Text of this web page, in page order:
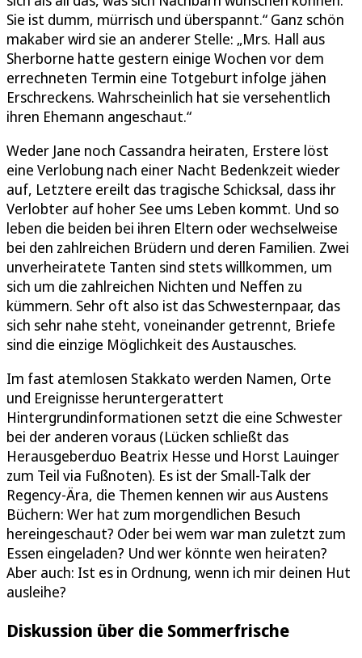
Sie ist dumm, mürrisch und überspannt.“ Ganz schön
makaber wird sie an anderer Stelle: „Mrs. Hall aus
Sherborne hatte gestern einige Wochen vor dem
errechneten Termin eine Totgeburt infolge jähen
Erschreckens. Wahrscheinlich hat sie versehentlich
ihren Ehemann angeschaut.“
Weder Jane noch Cassandra heiraten, Erstere löst
eine Verlobung nach einer Nacht Bedenkzeit wieder
auf, Letztere ereilt das tragische Schicksal, dass ihr
Verlobter auf hoher See ums Leben kommt. Und so
leben die beiden bei ihren Eltern oder wechselweise
bei den zahlreichen Brüdern und deren Familien. Zwei
unverheiratete Tanten sind stets willkommen, um
sich um die zahlreichen Nichten und Neffen zu
kümmern. Sehr oft also ist das Schwesternpaar, das
sich sehr nahe steht, voneinander getrennt, Briefe
sind die einzige Möglichkeit des Austausches.
Im fast atemlosen Stakkato werden Namen, Orte
und Ereignisse heruntergerattert
Hintergrundinformationen setzt die eine Schwester
bei der anderen voraus (Lücken schließt das
Herausgeberduo Beatrix Hesse und Horst Lauinger
zum Teil via Fußnoten). Es ist der Small-Talk der
Regency-Ära, die Themen kennen wir aus Austens
Büchern: Wer hat zum morgendlichen Besuch
hereingeschaut? Oder bei wem war man zuletzt zum
Essen eingeladen? Und wer könnte wen heiraten?
Aber auch: Ist es in Ordnung, wenn ich mir deinen Hut
ausleihe?
Diskussion über die Sommerfrische